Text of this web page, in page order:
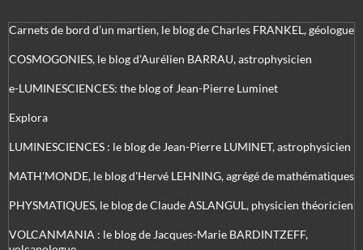
Carnets de bord d’un martien, le blog de Charles FRANKEL, géologue
COSMOGONIES, le blog d'Aurélien BARRAU, astrophysicien
e-LUMINESCIENCES: the blog of Jean-Pierre Luminet
Explora
LUMINESCIENCES : le blog de Jean-Pierre LUMINET, astrophysicien
MATH'MONDE, le blog d'Hervé LEHNING, agrégé de mathématiques
PHYSMATIQUES, le blog de Claude ASLANGUL, physicien théoricien
VOLCANMANIA : le blog de Jacques-Marie BARDINTZEFF,